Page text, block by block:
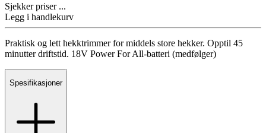
Sjekker priser ...
Legg i handlekurv
Praktisk og lett hekktrimmer for middels store hekker. Opptil 45
minutter driftstid. 18V Power For All-batteri (medfølger)
Spesifikasjoner